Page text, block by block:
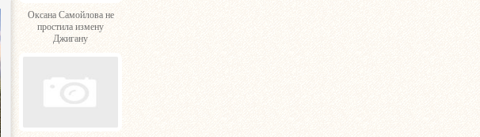
Оксана Самойлова не
простила измену
Джигану